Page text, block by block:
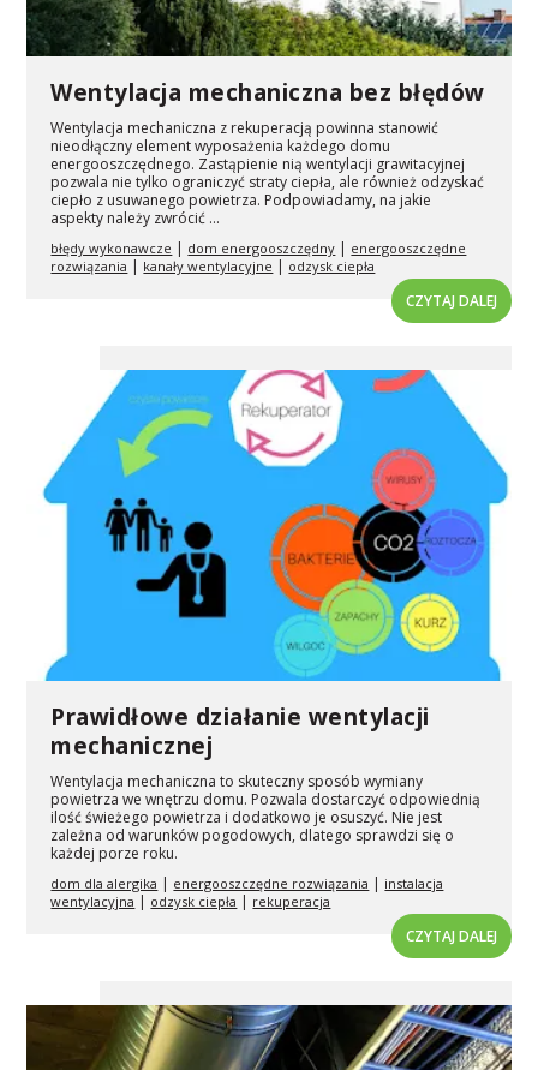
Wentylacja mechaniczna bez błędów
Wentylacja mechaniczna z rekuperacją powinna stanowić
nieodłączny element wyposażenia każdego domu
energooszczędnego. Zastąpienie nią wentylacji grawitacyjnej
pozwala nie tylko ograniczyć straty ciepła, ale również odzyskać
ciepło z usuwanego powietrza. Podpowiadamy, na jakie
aspekty należy zwrócić ...
błędy wykonawcze | dom energooszczędny | energooszczędne
rozwiązania | kanały wentylacyjne | odzysk ciepła
CZYTAJ DALEJ
Prawidłowe działanie wentylacji
mechanicznej
Wentylacja mechaniczna to skuteczny sposób wymiany
powietrza we wnętrzu domu. Pozwala dostarczyć odpowiednią
ilość świeżego powietrza i dodatkowo je osuszyć. Nie jest
zależna od warunków pogodowych, dlatego sprawdzi się o
każdej porze roku.
dom dla alergika | energooszczędne rozwiązania | instalacja
wentylacyjna | odzysk ciepła | rekuperacja
CZYTAJ DALEJ